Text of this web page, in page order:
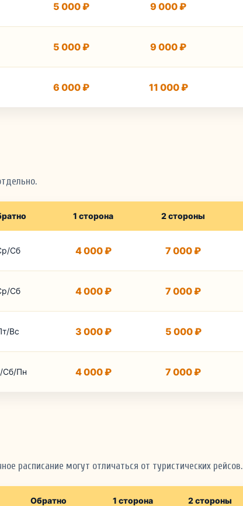
5 000 ₽ 9 000 ₽
5 000 ₽ 9 000 ₽
6 000 ₽ 11 000 ₽
1 сторона 2 стороны
Сб 4 000 ₽ 7 000 ₽
Сб 4 000 ₽ 7 000 ₽
Вс 3 000 ₽ 5 000 ₽
Сб/Пн 4 000 ₽ 7 000 ₽
расписание могут отличаться от туристических рейсов.
Обратно 1 сторона 2 стороны